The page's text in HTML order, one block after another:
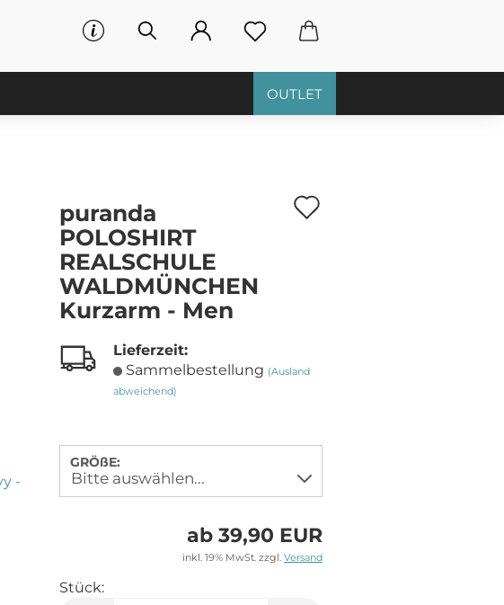
OUTLET
puranda
POLOSHIRT
REALSCHULE
WALDMÜNCHEN
Kurzarm - Men
Lieferzeit:
Sammelbestellung (Ausland
abweichend)
GRÖßE:
ab 39,90 EUR
inkl. 19% MwSt. zzgl. Versand
Stück: